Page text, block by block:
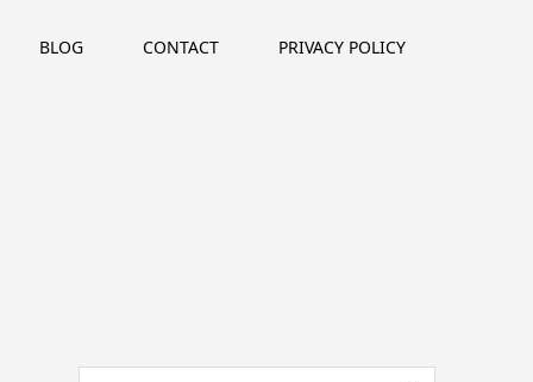
BLOG CONTACT PRIVACY POLICY